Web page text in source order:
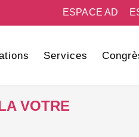
ESPACE AD
Services
VOTRE